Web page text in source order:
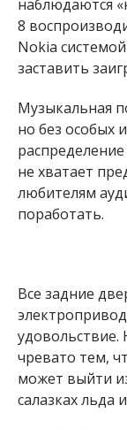
наблюдаются
8
Nokia
заставить
Музыкальная
но без особых
не хватает
любителям
поработать.
Все задние
удовольствие.
чревато тем,
может выйти
салазках льда